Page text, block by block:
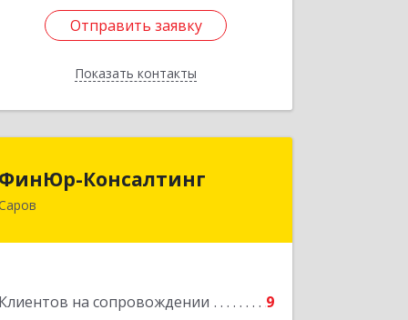
Отправить заявку
Показать контакты
Отправить заявку
Назад
ФинЮр-Консалтинг
Клиентов на сопровождении 9
607190, Нижегородская обл, Саров г,